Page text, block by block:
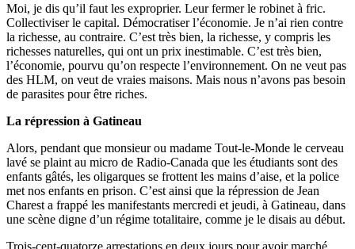
Moi, je dis qu’il faut les exproprier. Leur fermer le robinet à fric.
Collectiviser le capital. Démocratiser l’économie. Je n’ai rien contre
la richesse, au contraire. C’est très bien, la richesse, y compris les
richesses naturelles, qui ont un prix inestimable. C’est très bien,
l’économie, pourvu qu’on respecte l’environnement. On ne veut pas
des HLM, on veut de vraies maisons. Mais nous n’avons pas besoin
de parasites pour être riches.
La répression à Gatineau
Alors, pendant que monsieur ou madame Tout-le-Monde le cerveau
lavé se plaint au micro de Radio-Canada que les étudiants sont des
enfants gâtés, les oligarques se frottent les mains d’aise, et la police
met nos enfants en prison. C’est ainsi que la répression de Jean
Charest a frappé les manifestants mercredi et jeudi, à Gatineau, dans
une scène digne d’un régime totalitaire, comme je le disais au début.
Trois-cent-quatorze arrestations en deux jours pour avoir marché